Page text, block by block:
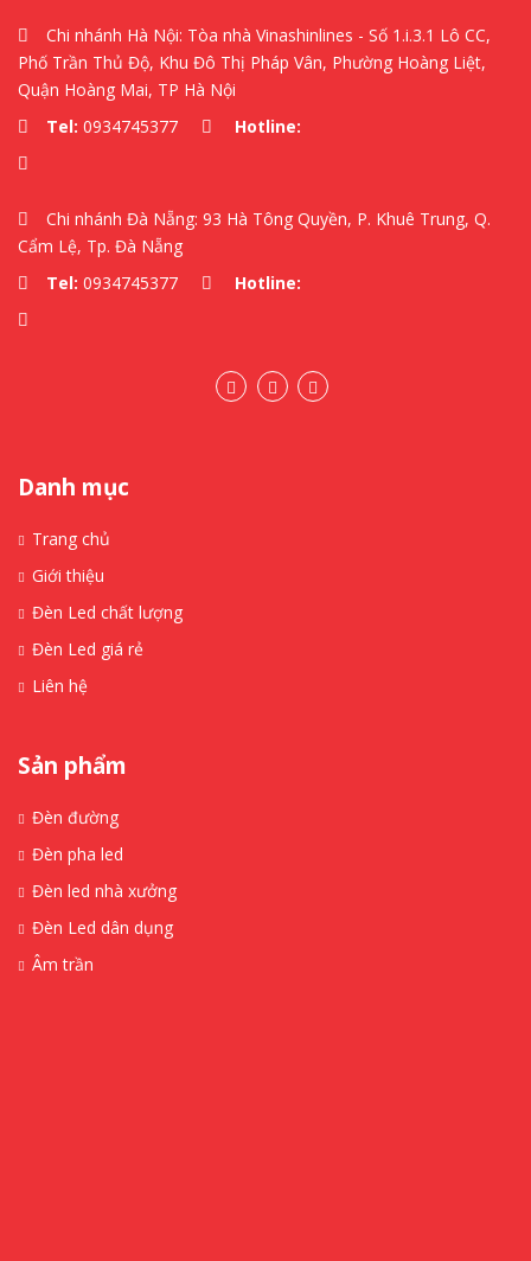
Chi nhánh Hà Nội: Tòa nhà Vinashinlines - Số 1.i.3.1 Lô CC,
Phố Trần Thủ Độ, Khu Đô Thị Pháp Vân, Phường Hoàng Liệt,
Quận Hoàng Mai, TP Hà Nội
Tel: 0934745377 Hotline:
Chi nhánh Đà Nẵng: 93 Hà Tông Quyền, P. Khuê Trung, Q.
Cẩm Lệ, Tp. Đà Nẵng
Tel: 0934745377 Hotline:
Danh mục
Trang chủ
Giới thiệu
Đèn Led chất lượng
Đèn Led giá rẻ
Liên hệ
Sản phẩm
Đèn đường
Đèn pha led
Đèn led nhà xưởng
Đèn Led dân dụng
Âm trần